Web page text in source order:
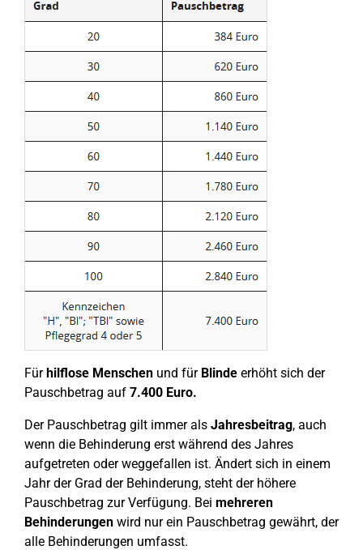
Fürhilflose Menschen und für Blinde erhöht sich der
Pauschbetrag auf 7.400 Euro.
Der Pauschbetrag gilt immer als Jahresbeitrag, auch
wenn die Behinderung erst während des Jahres
aufgetreten oder weggefallen ist. Ändert sich in einem
Jahr der Grad der Behinderung, steht der höhere
Pauschbetrag zur Verfügung. Bei mehreren
Behinderungen wird nur ein Pauschbetrag gewährt, der
alle Behinderungen umfasst.